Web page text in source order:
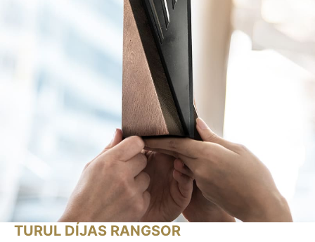
TURUL DÍJAS RANGSOR